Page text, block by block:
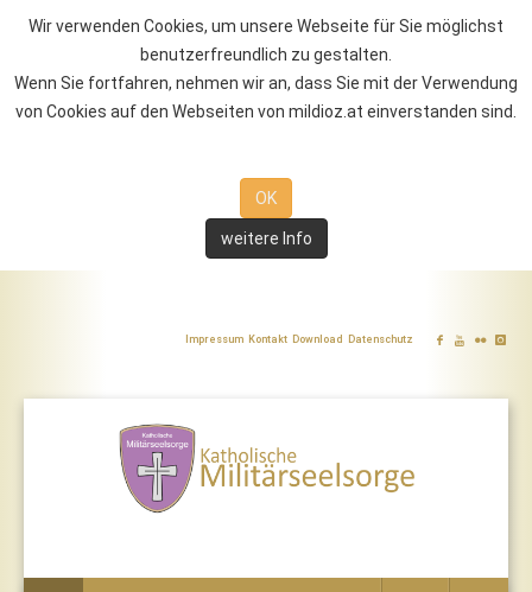
Wir verwenden Cookies, um unsere Webseite für Sie möglichst
benutzerfreundlich zu gestalten.
Wenn Sie fortfahren, nehmen wir an, dass Sie mit der Verwendung
von Cookies auf den Webseiten von mildioz.at einverstanden sind.
OK
weitere Info
Impressum Kontakt Download Datenschutz